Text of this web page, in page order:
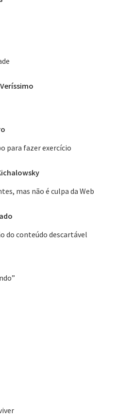
para fazer exercício
mas não é culpa da Web
do conteúdo descartável